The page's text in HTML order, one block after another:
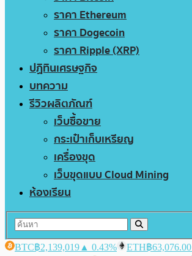
ราคา Ethereum
ราคา Dogecoin
ราคา Ripple (XRP)
ปฏิทินเศรษฐกิจ
บทความ
รีวิวผลิตภัณฑ์
เว็บซื้อขาย
กระเป๋าเก็บเหรียญ
เครื่องขุด
เว็บขุดแบบ Cloud Mining
ห้องเรียน
BTC฿2,139,019 ▲ 0.43% ETH฿63,076.00